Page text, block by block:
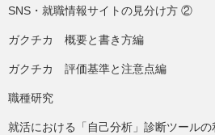
SNS・就職情報サイトの見分け方 ②
ガクチカ 概要と書き方編
ガクチカ 評価基準と注意点編
職種研究
就活における「自己分析」診断ツールの